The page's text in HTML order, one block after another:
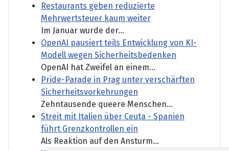
Restaurants geben reduzierte
Mehrwertsteuer kaum weiter
Im Januar wurde der...
OpenAI pausiert teils Entwicklung von KI-
Modell wegen Sicherheitsbedenken
OpenAI hat Zweifel an einem...
Pride-Parade in Prag unter verschärften
Sicherheitsvorkehrungen
Zehntausende queere Menschen...
Streit mit Italien über Ceuta - Spanien
führt Grenzkontrollen ein
Als Reaktion auf den Ansturm...